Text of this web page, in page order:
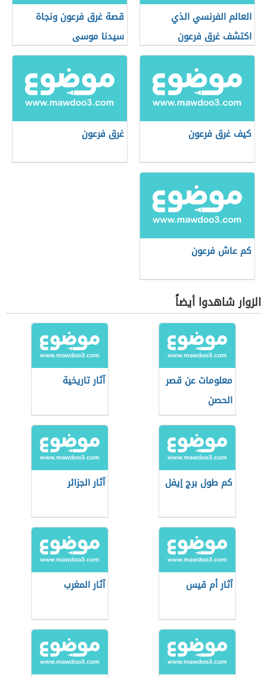
العالم الفرنسي الذي
اكتشف غرق فرعون
قصة غرق فرعون ونجاة
سيدنا موسى
كيف غرق فرعون غرق فرعون
كم عاش فرعون
الزوار شاهدوا أيضاً
معلومات عن قصر
الحصن
آثار تاريخية
كم طول برج إيفل آثار الجزائر
آثار أم قيس آثار المغرب